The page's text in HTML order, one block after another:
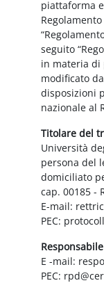
piattaforma
seguito
in materia di
modificato
disposizioni
nazionale al
Titolare del
Università
persona del
domiciliato
cap. 00185 -
E-mail:
PEC:
E -mail:
PEC: